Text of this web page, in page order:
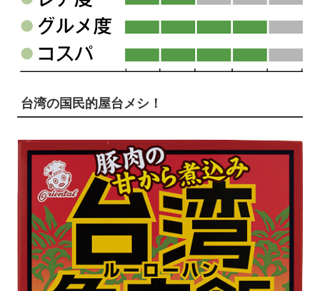
台湾の国民的屋台メシ！